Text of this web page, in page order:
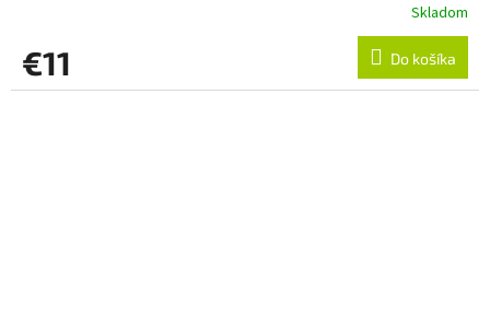
Skladom
€11 Do košíka